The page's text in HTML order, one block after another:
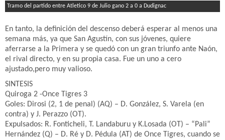
Tramo del partido entre Atletico 9 de Julio gano 2 a 0 a Dudignac
En tanto, la definición del descenso deberá esperar al menos una
semana más, ya que San Agustín, con sus jóvenes, quiere
aferrarse a la Primera y se quedó con un gran triunfo ante Naón,
el rival directo, y en su propia casa. Fue un uno a cero
ajustado,pero muy valioso.
SINTESIS
Quiroga 2 -Once Tigres 3
Goles: Dirosi (2, 1 de penal) (AQ) – D. González, S. Varela (en
contra) y J. Perazzo (OT).
Expulsados: R. Fonticheli, T. Landaburu y K.Losada (OT) – “Pali”
Hernández (Q) – D. Ré y D. Pédula (AT) de Once Tigres, cuando se